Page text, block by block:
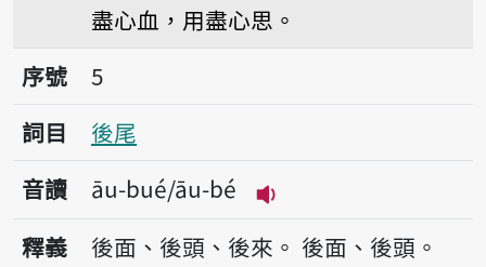
盡心血，用盡心思。
序號5後尾
序號
5
詞目
後尾
音讀
āu-bué/āu-bé
播放音讀āu-bué/āu-
釋義 後面、後頭、後來。 後面、後頭。